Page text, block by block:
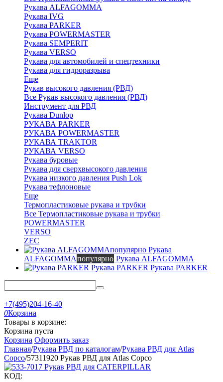
Рукава ALFAGOMMA
Рукава IVG
Рукава PARKER
Рукава POWERMASTER
Рукава SEMPERIT
Рукава VERSO
Рукава для автомобилей и спецтехники
Рукава для гидроразрыва
Еще
Рукав высокого давления (РВД)
Все Рукав высокого давления (РВД)
Инструмент для РВД
Рукава Dunlop
РУКАВА PARKER
РУКАВА POWERMASTER
РУКАВА TRAKTOR
РУКАВА VERSO
Рукава буровые
Рукава для сверхвысокого давления
Рукава низкого давления Push Lok
Рукава тефлоновые
Еще
Термопластиковые рукава и трубки
Все Термопластиковые рукава и трубки
POWERMASTER
VERSO
ZEC
Рукава
ALFAGOMMAпопулярно Рукава ALFAGOMMA
Рукава PARKER Рукава PARKER
+7(495)204-16-40
0Корзина
Товары в корзине:
Корзина пуста
Корзина Оформить заказ
Главная/Рукава РВД по каталогам/Рукава РВД для Atlas
Copco/57311920 Рукав РВД для Atlas Copco
КОД: